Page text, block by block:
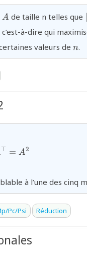
{A}
A de taille n telles que
à-dire qui
valeurs de{n}
n.
⊤ = A2
à l’une des cinq
Pc/Psi Réduction